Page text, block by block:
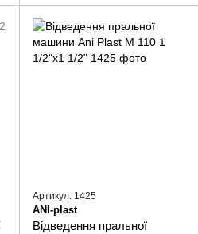
Артикул: 1425
ANI-plast
Відведення пральної